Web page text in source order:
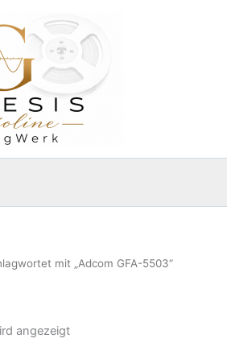
mit „Adcom GFA-5503“
angezeigt